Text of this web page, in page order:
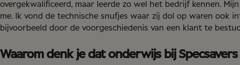
overgekwalificeerd, maar leerde zo wel het bedrijf kennen.
me. Ik vond de technische snufjes waar zij dol op waren ook
bijvoorbeeld door de voorgeschiedenis van een klant te
Waarom denk je dat onderwijs bij